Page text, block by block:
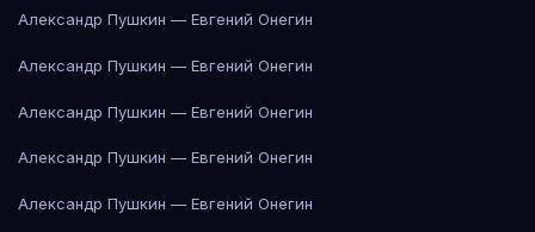
Александр Пушкин — Евгений Онегин
Александр Пушкин — Евгений Онегин
Александр Пушкин — Евгений Онегин
Александр Пушкин — Евгений Онегин
Александр Пушкин — Евгений Онегин